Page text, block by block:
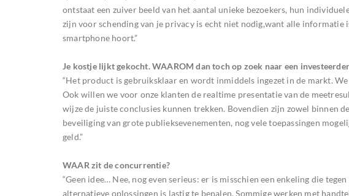
ontstaat een zuiver beeld van het aantal unieke bezoekers, hun
zijn voor schending van je privacy is echt niet nodig,want alle
smartphone hoort.”
Je kostje lijkt gekocht. WAAROM dan toch op zoek naar een
“Het product is gebruiksklaar en wordt inmiddels ingezet in de markt.
Ook willen we voor onze klanten de realtime presentatie van de
wijze de juiste conclusies kunnen trekken. Bovendien zijn zowel binnen
beveiliging van grote publieksevenementen, nog vele toepassingen
geld.”
WAAR zit de concurrentie?
“Geen idee… Nee, nog even serieus: er is misschien een enkeling die
alternatieve oplossingen is lastig te bepalen. Sommige werken met